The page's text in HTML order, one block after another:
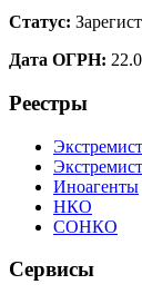
Статус:
Дата ОГРН:
Реестры
Иноагенты
НКО
СОНКО
Сервисы